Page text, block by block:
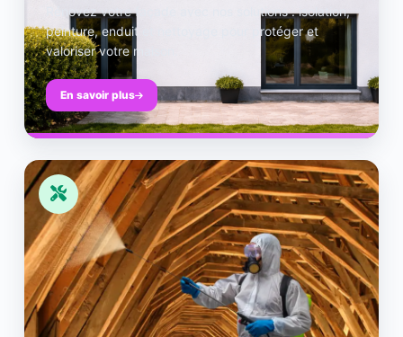
Rénovez votre façade avec nos solutions : isolation,
peinture, enduit et nettoyage pour protéger et
valoriser votre maison.
En savoir plus